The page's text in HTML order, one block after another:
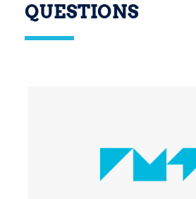
QUESTIONS